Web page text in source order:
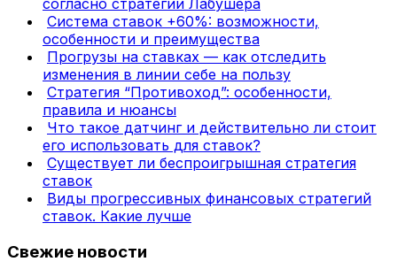
согласно стратегии Лабушера
Система ставок +60%: возможности,
особенности и преимущества
Прогрузы на ставках — как отследить
изменения в линии себе на пользу
Стратегия “Противоход”: особенности,
правила и нюансы
Что такое датчинг и действительно ли стоит
его использовать для ставок?
Существует ли беспроигрышная стратегия
ставок
Виды прогрессивных финансовых стратегий
ставок. Какие лучше
Свежие новости